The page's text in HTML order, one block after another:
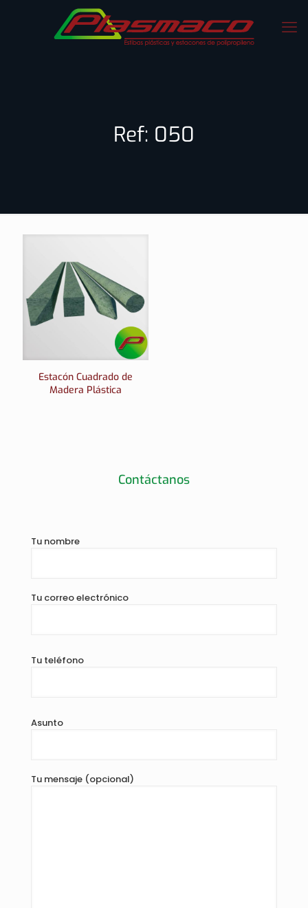
Ref: 050
Estacón Cuadrado de
Madera Plástica
Contáctanos
Tu nombre
Tu correo electrónico
Tu teléfono
Asunto
Tu mensaje (opcional)